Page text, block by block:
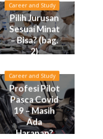
Career and Study
Pilih Jurusan
Sesuai Minat
– Bisa? (bag.
2)
Career and Study
Profesi Pilot
Pasca Covid
19 – Masih
Ada
Harapan?